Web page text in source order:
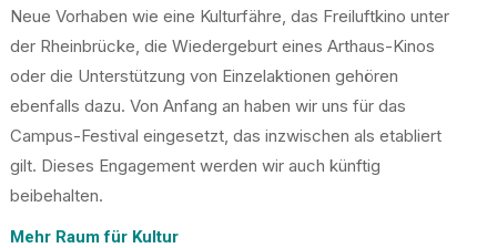
Neue Vorhaben wie eine Kulturfähre, das Freiluftkino unter
der Rheinbrücke, die Wiedergeburt eines Arthaus-Kinos
oder die Unterstützung von Einzelaktionen gehören
ebenfalls dazu. Von Anfang an haben wir uns für das
Campus-Festival eingesetzt, das inzwischen als etabliert
gilt. Dieses Engagement werden wir auch künftig
beibehalten.
Mehr Raum für Kultur